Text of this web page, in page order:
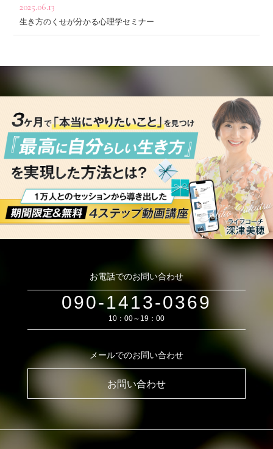
2025.06.13
生き方のくせが分かる心理学セミナー
お電話でのお問い合わせ
090-1413-0369
10：00～19：00
メールでのお問い合わせ
お問い合わせ